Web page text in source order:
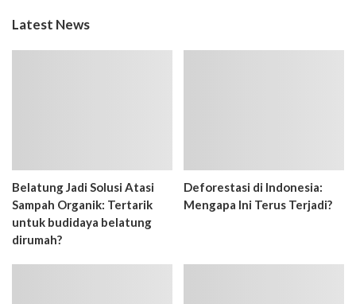
Latest News
Belatung Jadi Solusi Atasi
Sampah Organik: Tertarik
untuk budidaya belatung
dirumah?
Deforestasi di Indonesia:
Mengapa Ini Terus Terjadi?